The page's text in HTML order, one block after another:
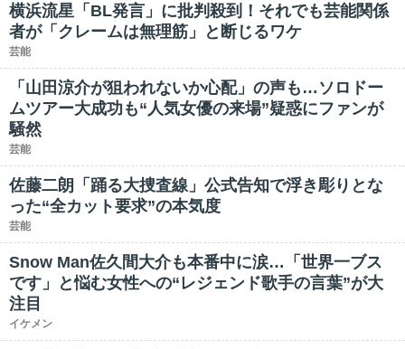
横浜流星「BL発言」に批判殺到！それでも芸能関係
者が「クレームは無理筋」と断じるワケ
芸能
「山田涼介が狙われないか心配」の声も…ソロドー
ムツアー大成功も“人気女優の来場”疑惑にファンが
騒然
芸能
佐藤二朗「踊る大捜査線」公式告知で浮き彫りとな
った“全カット要求”の本気度
芸能
Snow Man佐久間大介も本番中に涙…「世界一ブス
です」と悩む女性への“レジェンド歌手の言葉”が大
注目
イケメン